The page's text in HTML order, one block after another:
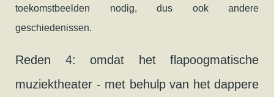
toekomstbeelden nodig, dus ook andere
geschiedenissen.
Reden 4: omdat het flapoogmatische
muziektheater - met behulp van het dappere